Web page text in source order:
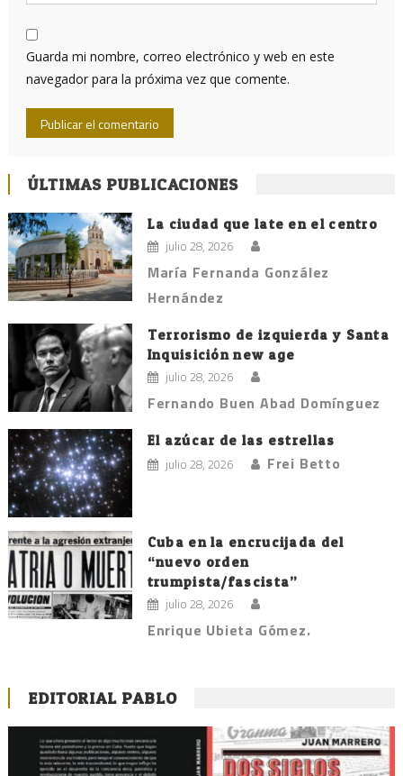
Guarda mi nombre, correo electrónico y web en este
navegador para la próxima vez que comente.
ÚLTIMAS PUBLICACIONES
La ciudad que late en el centro
julio 28, 2026
María Fernanda González
Hernández
Terrorismo de izquierda y Santa
Inquisición new age
julio 28, 2026
Fernando Buen Abad Domínguez
El azúcar de las estrellas
julio 28, 2026 Frei Betto
Cuba en la encrucijada del
“nuevo orden
trumpista/fascista”
julio 28, 2026
Enrique Ubieta Gómez.
EDITORIAL PABLO